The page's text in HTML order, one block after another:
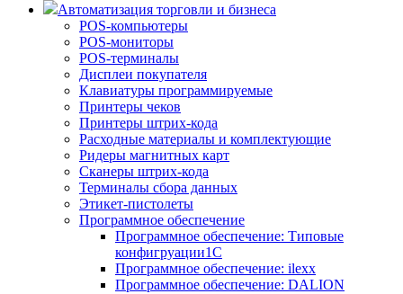
Автоматизация торговли и бизнеса
POS-компьютеры
POS-мониторы
POS-терминалы
Дисплеи покупателя
Клавиатуры программируемые
Принтеры чеков
Принтеры штрих-кода
Расходные материалы и комплектующие
Ридеры магнитных карт
Сканеры штрих-кода
Терминалы сбора данных
Этикет-пистолеты
Программное обеспечение
Программное обеспечение: Типовые
конфигруации1С
Программное обеспечение: ilexx
Программное обеспечение: DALION